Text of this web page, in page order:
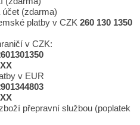
účet (zdarma)
platby v CZK260 130 1350
v CZK:
v EUR
přepravní službou (poplatek